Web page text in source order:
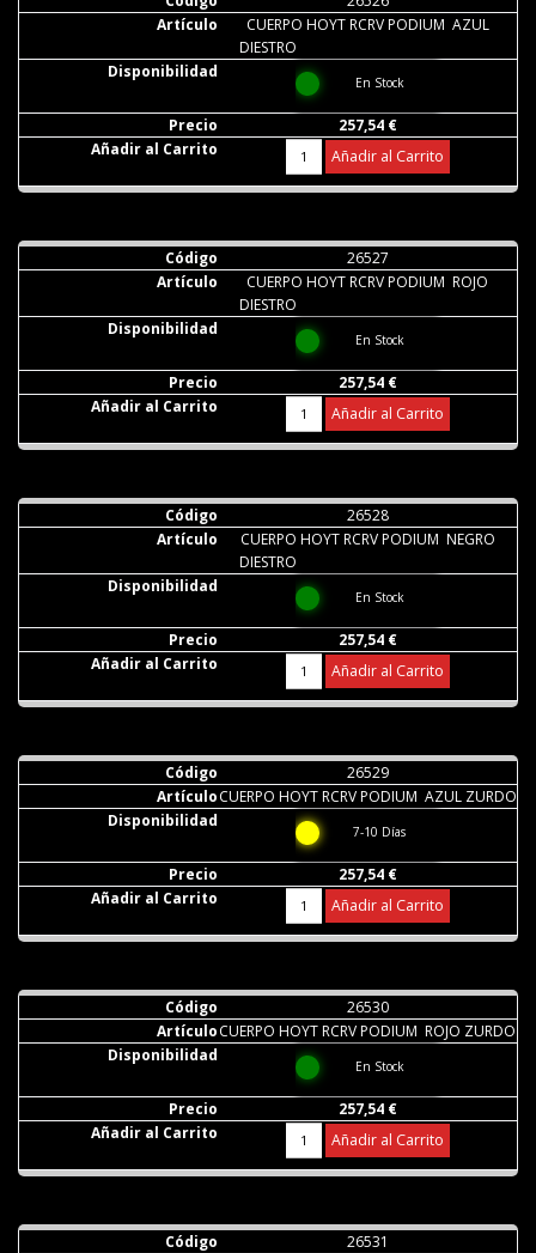
CUERPO HOYT RCRV PODIUM AZUL
DIESTRO
En Stock
257,54 €
Añadir al Carrito
26527
CUERPO HOYT RCRV PODIUM ROJO
DIESTRO
En Stock
257,54 €
Añadir al Carrito
26528
CUERPO HOYT RCRV PODIUM NEGRO
DIESTRO
En Stock
257,54 €
Añadir al Carrito
26529
CUERPO HOYT RCRV PODIUM AZUL ZURDO
7-10 Días
257,54 €
Añadir al Carrito
26530
CUERPO HOYT RCRV PODIUM ROJO ZURDO
En Stock
257,54 €
Añadir al Carrito
26531